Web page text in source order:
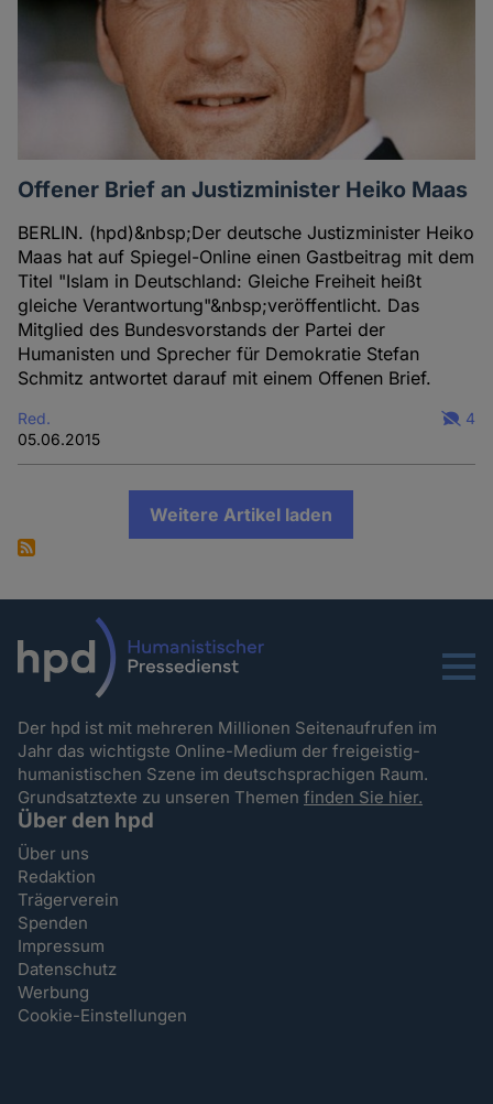
Offener Brief an Justizminister Heiko Maas
BERLIN. (hpd)&nbsp;Der deutsche Justizminister Heiko
Maas hat auf Spiegel-Online einen Gastbeitrag mit dem
Titel "Islam in Deutschland: Gleiche Freiheit heißt
gleiche Verantwortung"&nbsp;veröffentlicht. Das
Mitglied des Bundesvorstands der Partei der
Humanisten und Sprecher für Demokratie Stefan
Schmitz antwortet darauf mit einem Offenen Brief.
Red.
05.06.2015
4
Weitere Artikel laden
Menu
Der hpd ist mit mehreren Millionen Seitenaufrufen im
Jahr das wichtigste Online-Medium der freigeistig-
humanistischen Szene im deutschsprachigen Raum.
Grundsatztexte zu unseren Themenfinden Sie hier.
Über den hpd
Über uns
Redaktion
Trägerverein
Spenden
Impressum
Datenschutz
Werbung
Cookie-Einstellungen